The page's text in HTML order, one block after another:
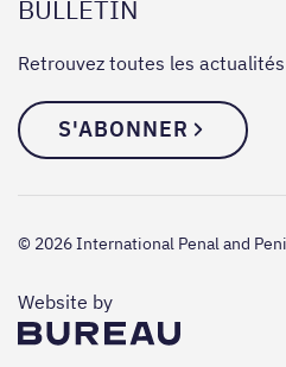
BULLETIN
Retrouvez toutes les
S'ABONNER
© 2026 International Penal and
Website byThe Bureau